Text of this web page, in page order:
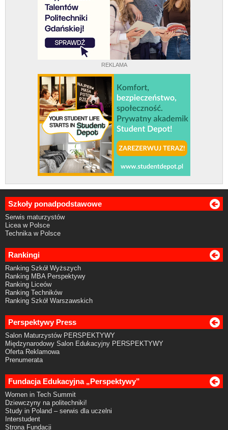
REKLAMA
Szkoły ponadpodstawowe
Serwis maturzystów
Licea w Polsce
Technika w Polsce
Rankingi
Ranking Szkół Wyższych
Ranking MBA Perspektywy
Ranking Liceów
Ranking Techników
Ranking Szkół Warszawskich
Perspektywy Press
Salon Maturzystów PERSPEKTYWY
Międzynarodowy Salon Edukacyjny PERSPEKTYWY
Oferta Reklamowa
Prenumerata
Fundacja Edukacyjna „Perspektywy”
Women in Tech Summit
Dziewczyny na politechniki!
Study in Poland – serwis dla uczelni
Interstudent
Strona Fundacji